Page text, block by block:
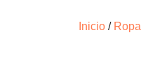
Inicio / Ropa